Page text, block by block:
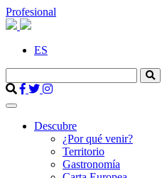
Profesional
ES
Descubre
¿Por qué venir?
Territorio
Gastronomía